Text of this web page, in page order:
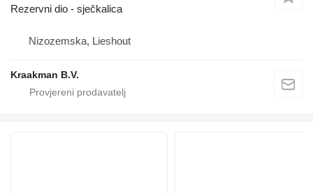
Rezervni dio - sječkalica
Nizozemska, Lieshout
Kraakman B.V.